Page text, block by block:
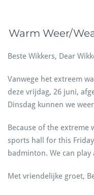
Warm Weer/
Beste Wikkers, Dear
Vanwege het extreem
deze vrijdag, 26 juni,
Dinsdag kunnen we
Because of the extreme
sports hall for this
badminton. We can play
Met vriendelijke groet,